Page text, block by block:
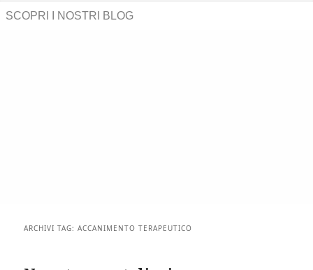
ARCHIVI TAG:ACCANIMENTO TERAPEUTICO